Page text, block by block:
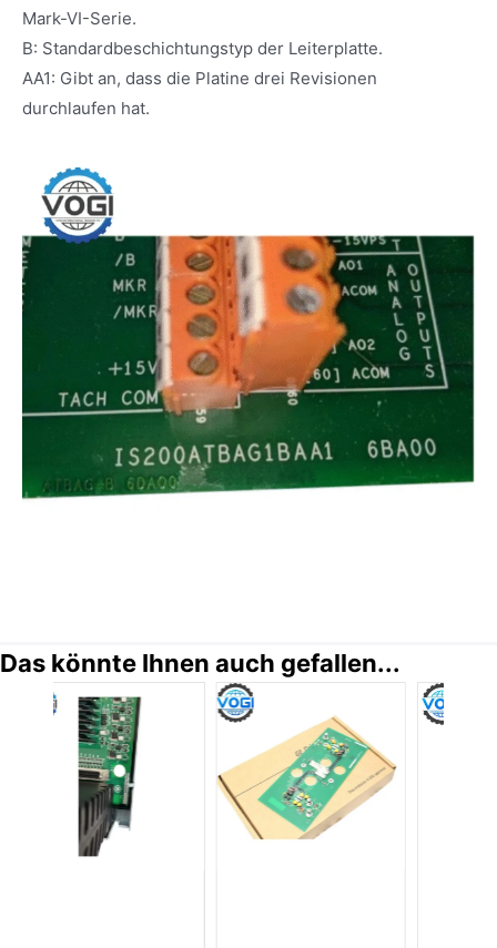
Mark-VI-Serie.
B: Standardbeschichtungstyp der Leiterplatte.
AA1: Gibt an, dass die Platine drei Revisionen
durchlaufen hat.
Das könnte Ihnen auch gefallen...